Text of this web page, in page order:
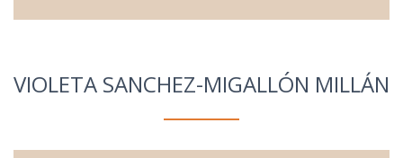
VIOLETA SANCHEZ-MIGALLÓN MILLÁN